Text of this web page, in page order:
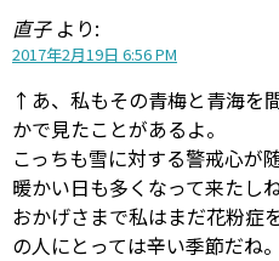
直子 より:
2017年2月19日 6:56 PM
↑あ、私もその青梅と青海を
かで見たことがあるよ。
こっちも雪に対する警戒心が
暖かい日も多くなって来たしね
おかげさまで私はまだ花粉症
の人にとっては辛い季節だね。